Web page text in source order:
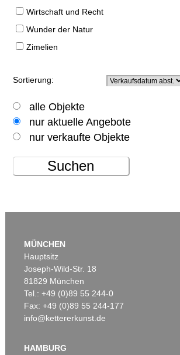
Wirtschaft und Recht
Wunder der Natur
Zimelien
Sortierung:
alle Objekte
nur aktuelle Angebote
nur verkaufte Objekte
Suchen
MÜNCHEN
Hauptsitz
Joseph-Wild-Str. 18
81829 München
Tel.: +49 (0)89 55 244-0
Fax: +49 (0)89 55 244-177
info@kettererkunst.de
HAMBURG